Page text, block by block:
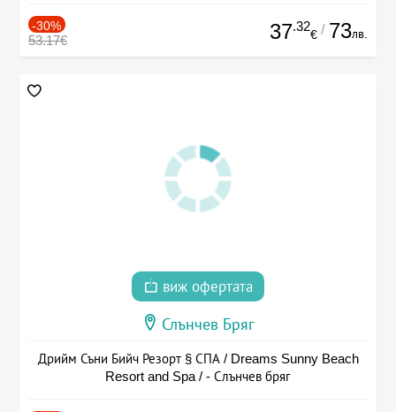
-30%
53.17€ 37.32
€ / 73лв.
виж офертата
Слънчев Бряг
Дрийм Съни Бийч Резорт § СПА / Dreams Sunny Beach
Resort and Spa / - Слънчев бряг